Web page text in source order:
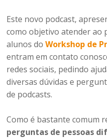
Este novo podcast,
como objetivo atender ao
alunos doWorkshop de
entram em contato
redes sociais, pedindo
diversas dúvidas e
de podcasts.
Como é bastante comum
perguntas de pessoas